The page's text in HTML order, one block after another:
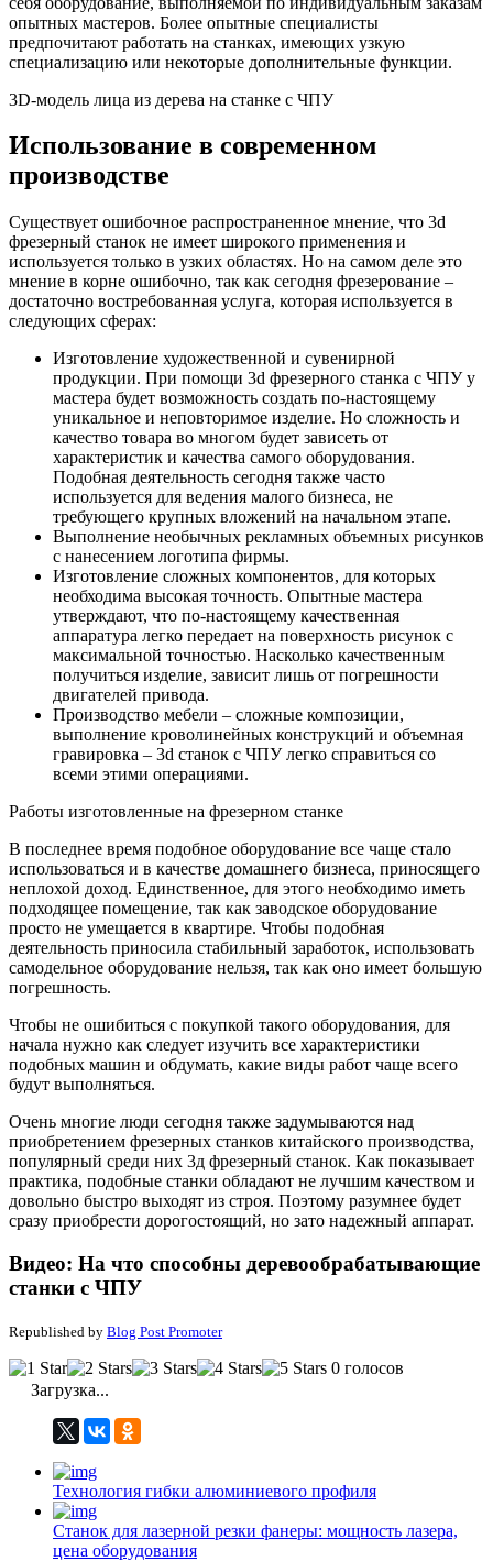
опытных мастеров. Более опытные специалисты
предпочитают работать на станках, имеющих узкую
специализацию или некоторые дополнительные функции.
3D-модель лица из дерева на станке с ЧПУ
Использование в современном
производстве
Существует ошибочное распространенное мнение, что 3d
фрезерный станок не имеет широкого применения и
используется только в узких областях. Но на самом деле это
мнение в корне ошибочно, так как сегодня фрезерование –
достаточно востребованная услуга, которая используется в
следующих сферах:
Изготовление художественной и сувенирной
продукции. При помощи 3d фрезерного станка с ЧПУ у
мастера будет возможность создать по-настоящему
уникальное и неповторимое изделие. Но сложность и
качество товара во многом будет зависеть от
характеристик и качества самого оборудования.
Подобная деятельность сегодня также часто
используется для ведения малого бизнеса, не
требующего крупных вложений на начальном этапе.
Выполнение необычных рекламных объемных рисунков
с нанесением логотипа фирмы.
Изготовление сложных компонентов, для которых
необходима высокая точность. Опытные мастера
утверждают, что по-настоящему качественная
аппаратура легко передает на поверхность рисунок с
максимальной точностью. Насколько качественным
получиться изделие, зависит лишь от погрешности
двигателей привода.
Производство мебели – сложные композиции,
выполнение кроволинейных конструкций и объемная
гравировка – 3d станок с ЧПУ легко справиться со
всеми этими операциями.
Работы изготовленные на фрезерном станке
В последнее время подобное оборудование все чаще стало
использоваться и в качестве домашнего бизнеса, приносящего
неплохой доход. Единственное, для этого необходимо иметь
подходящее помещение, так как заводское оборудование
просто не умещается в квартире. Чтобы подобная
деятельность приносила стабильный заработок, использовать
самодельное оборудование нельзя, так как оно имеет большую
погрешность.
Чтобы не ошибиться с покупкой такого оборудования, для
начала нужно как следует изучить все характеристики
подобных машин и обдумать, какие виды работ чаще всего
будут выполняться.
Очень многие люди сегодня также задумываются над
приобретением фрезерных станков китайского производства,
популярный среди них 3д фрезерный станок. Как показывает
практика, подобные станки обладают не лучшим качеством и
довольно быстро выходят из строя. Поэтому разумнее будет
сразу приобрести дорогостоящий, но зато надежный аппарат.
Видео: На что способны деревообрабатывающие
станки с ЧПУ
Republished by Blog Post Promoter
0 голосов
Загрузка...
Технология гибки алюминиевого профиля
Станок для лазерной резки фанеры: мощность лазера,
цена оборудования